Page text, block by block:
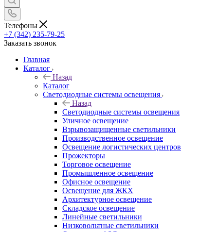
Телефоны
+7 (342) 235-79-25
Заказать звонок
Главная
Каталог
Назад
Каталог
Светодиодные системы освещения
Назад
Светодиодные системы освещения
Уличное освещение
Взрывозащищенные светильники
Производственное освещение
Освещение логистических центров
Прожекторы
Торговое освещение
Промышленное освещение
Офисное освещение
Освещение для ЖКХ
Архитектурное освещение
Складское освещение
Линейные светильники
Низковольтные светильники